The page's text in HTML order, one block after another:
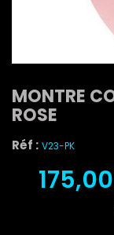
MONTRE
ROSE
Réf : V23-PK